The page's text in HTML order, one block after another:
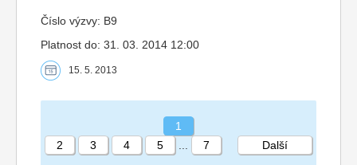
Číslo výzvy: B9
Platnost do: 31. 03. 2014 12:00
15. 5. 2013
1
2
3 4 5 7 Další